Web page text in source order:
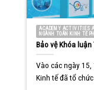
ACADEMY ACTIVITIES
NGÀNH TOÁN KINH TẾ
Bảo vệ Khóa
Vào các ngày
Kinh tế đã tổ chức